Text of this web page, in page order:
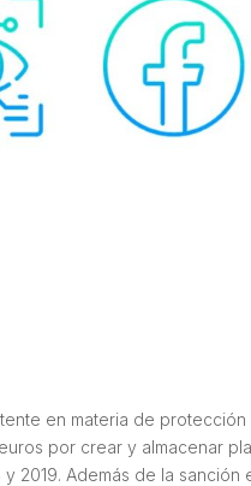
en materia de
por crear y almacenar
2019. Además de la